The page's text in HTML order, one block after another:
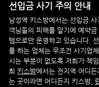
선입금 사기 주의 안내
남성역 키스방에서는 선입금 사
객님들의 피해를 알기에 예약
템으로만 운영하고 있습니다.
를 하는 업체는 무조건 사기업
시는 부분이 없도록 저희가 책
희 키스방에서는 전지역 어디든
는 곳이라면 어디든지 키스방,